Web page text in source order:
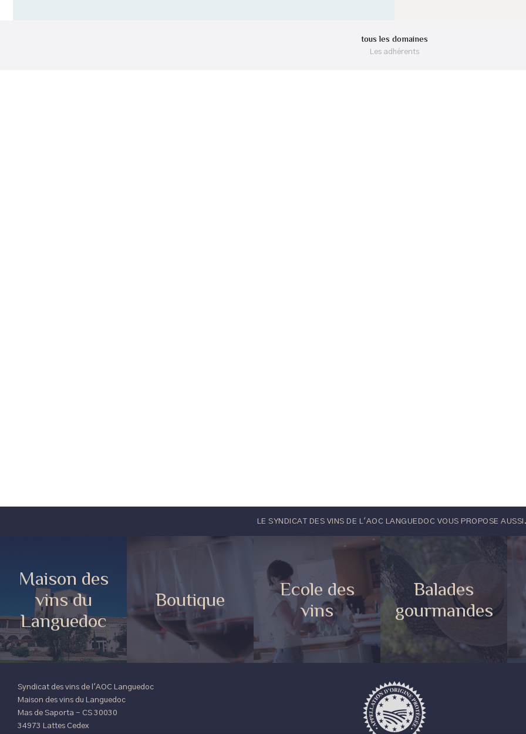
tous les domaines
Les adhérents
LE SYNDICAT DES VINS DE L'AOC LANGUEDOC VOUS PROPOSE
Maison des
vins du
Languedoc
Boutique
Ecole des
vins
Balades
gourmandes
Syndicat des vins de l'AOC Languedoc
Maison des vins du Languedoc
Mas de Saporta - CS 30030
34973 Lattes Cedex